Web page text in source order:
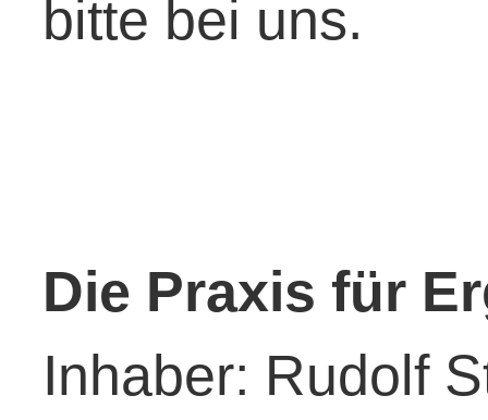
bitte bei uns.
Die Praxis für
Inhaber: Rudolf